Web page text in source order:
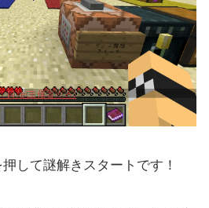
して謎解きスタートです！